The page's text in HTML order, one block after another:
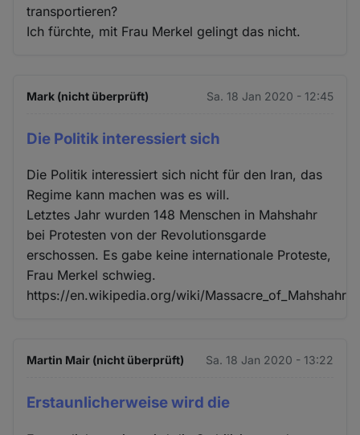
transportieren?
Ich fürchte, mit Frau Merkel gelingt das nicht.
Mark (nicht überprüft) Sa. 18 Jan 2020 - 12:45
Die Politik interessiert sich
Die Politik interessiert sich nicht für den Iran, das
Regime kann machen was es will.
Letztes Jahr wurden 148 Menschen in Mahshahr
bei Protesten von der Revolutionsgarde
erschossen. Es gabe keine internationale Proteste,
Frau Merkel schwieg.
https://en.wikipedia.org/wiki/Massacre_of_Mahshahr
Martin Mair (nicht überprüft) Sa. 18 Jan 2020 - 13:22
Erstaunlicherweise wird die